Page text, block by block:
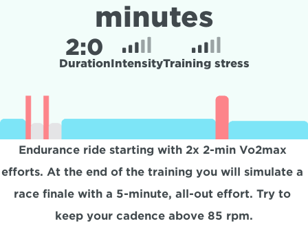
minutes
2:0
DurationIntensityTraining stress
Endurance ride starting with 2x 2-min Vo2max
efforts. At the end of the training you will simulate a
race finale with a 5-minute, all-out effort. Try to
keep your cadence above 85 rpm.